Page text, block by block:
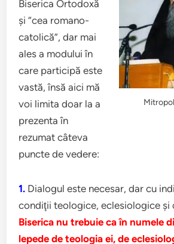
Biserica Ortodoxă
şi “cea romano-
catolică”, dar mai
ales a modului în
care participă este
vastă, însă aici mă
voi limita doar la a
prezenta în
rezumat câteva
puncte de vedere:
1. Dialogul este necesar, dar cu
condiţii teologice, eclesiologice şi
Biserica nu trebuie ca în numele
lepede de teologia ei, de